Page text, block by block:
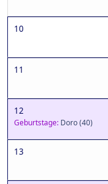
10
11
12
Geburtstage: Doro(40)
13